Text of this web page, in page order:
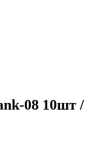
08 10шт /